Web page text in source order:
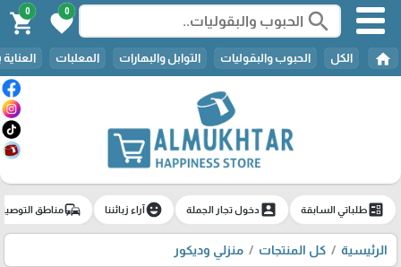
search
0
favorite
0
shopping_cart
home الكل الحبوب والبقوليات التوابل والبهارات المعلبات
ballotطلباتي السابقة account_boxدخول تجار الجملة emoji_emotionsآراء زبائننا commuteمناطق
الرئيسية كل المنتجات منزلي وديكور